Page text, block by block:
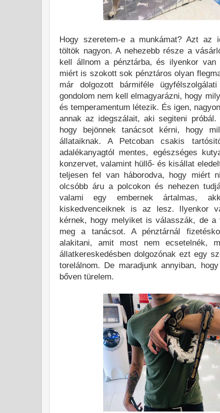
Hogy szeretem-e a munkámat? Azt az
töltök nagyon. A nehezebb része a
kell állnom a pénztárba, és ilyenkor
miért is szokott sok pénztáros olyan
már dolgozott bármiféle
gondolom nem kell elmagyarázni, hogy
és temperamentum létezik. És igen,
annak az idegszálait, aki segiteni
hogy bejönnek tanácsot kérni, hogy
állataiknak. A Petcoban csakis
adalékanyagtól mentes, egészséges
konzervet, valamint hüllő- és kisállat
teljesen fel van háborodva, hogy miért
olcsóbb áru a polcokon és nehezen
valami egy embernek ártalmas,
kiskedvenceiknek is az lesz. Ilyenkor
kérnek, hogy melyiket is válasszák, de a
meg a tanácsot. A pénztárnál
alakitani, amit most nem ecsetelnék,
állatkereskedésben dolgozónak ezt egy
torelálnom. De maradjunk annyiban,
bőven türelem.